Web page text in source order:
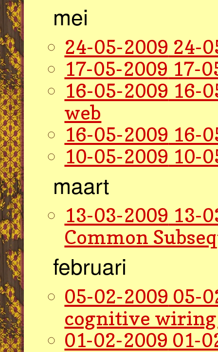
mei
24-05-2009 24-
17-05-2009 17-
16-05-2009 16-
web
16-05-2009 16-
10-05-2009 10-
maart
13-03-2009 13-
Common
februari
05-02-2009 05-
cognitive
01-02-2009 01-